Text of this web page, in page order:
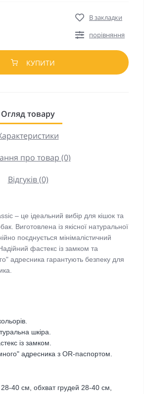
В закладки
порівняння
КУПИТИ
Огляд товару
про товар (0)
Відгуків (0)
– це ідеальний вибір для кішок та
Виготовлена із якісної натуральної
поєднується мінімалістичний
фастекс із замком та
адресника гарантують безпеку для
шкіра.
із замком.
адресника з OR-паспортом.
40 см, обхват грудей 28-40 см